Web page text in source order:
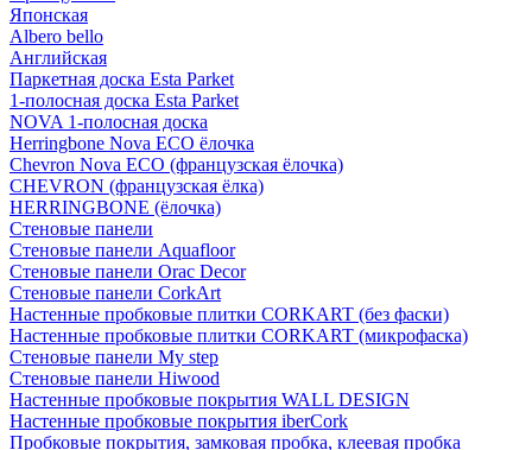
Японская
Albero bello
Английская
Паркетная доска Esta Parket
1-полосная доска Esta Parket
NOVA 1-полосная доска
Herringbone Nova ECO ёлочка
Chevron Nova ECO (французская ёлочка)
CHEVRON (французская ёлка)
HERRINGBONE (ёлочка)
Стеновые панели
Стеновые панели Aquafloor
Стеновые панели Orac Decor
Стеновые панели CorkArt
Настенные пробковые плитки CORKART (без фаски)
Настенные пробковые плитки CORKART (микрофаска)
Стеновые панели My step
Стеновые панели Hiwood
Настенные пробковые покрытия WALL DESIGN
Настенные пробковые покрытия iberCork
Пробковые покрытия, замковая пробка, клеевая пробка